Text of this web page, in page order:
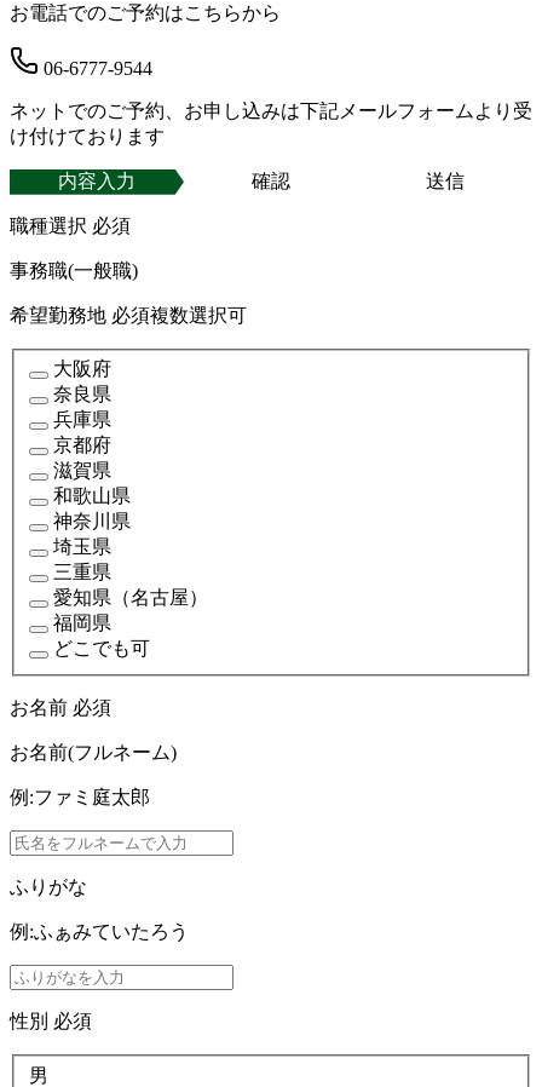
お電話でのご予約はこちらから
06-6777-9544
ネットでのご予約、お申し込みは下記メールフォームより受
け付けております
内容入力 確認 送信
職種選択 必須
事務職(一般職)
希望勤務地 必須複数選択可
大阪府
奈良県
兵庫県
京都府
滋賀県
和歌山県
神奈川県
埼玉県
三重県
愛知県（名古屋）
福岡県
どこでも可
お名前 必須
お名前(フルネーム)
例:ファミ庭太郎
ふりがな
例:ふぁみていたろう
性別 必須
男